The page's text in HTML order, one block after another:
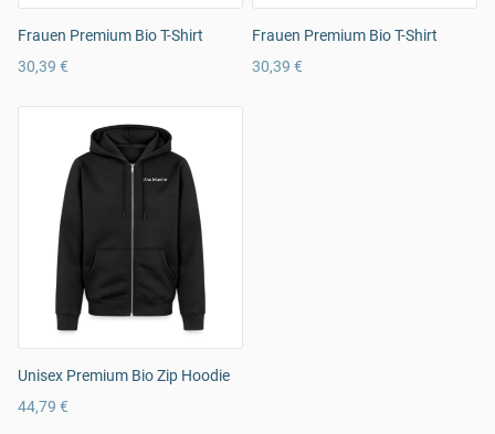
Frauen Premium Bio T-Shirt
30,39 €
Frauen Premium Bio T-Shirt
30,39 €
Unisex Premium Bio Zip Hoodie
44,79 €